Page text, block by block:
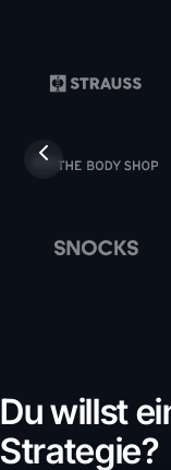
Du willst
Strategie?